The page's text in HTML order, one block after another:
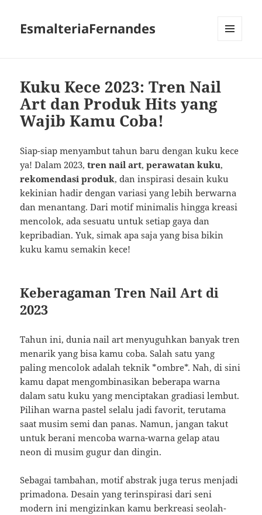
EsmalteriaFernandes
Kuku Kece 2023: Tren Nail
Art dan Produk Hits yang
Wajib Kamu Coba!
Siap-siap menyambut tahun baru dengan kuku kece
ya! Dalam 2023,tren nail art,perawatan kuku,
rekomendasi produk, dan inspirasi desain kuku
kekinian hadir dengan variasi yang lebih berwarna
dan menantang. Dari motif minimalis hingga kreasi
mencolok, ada sesuatu untuk setiap gaya dan
kepribadian. Yuk, simak apa saja yang bisa bikin
kuku kamu semakin kece!
Keberagaman Tren Nail Art di
2023
Tahun ini, dunia nail art menyuguhkan banyak tren
menarik yang bisa kamu coba. Salah satu yang
paling mencolok adalah teknik *ombre*. Nah, di sini
kamu dapat mengombinasikan beberapa warna
dalam satu kuku yang menciptakan gradiasi lembut.
Pilihan warna pastel selalu jadi favorit, terutama
saat musim semi dan panas. Namun, jangan takut
untuk berani mencoba warna-warna gelap atau
neon di musim gugur dan dingin.
Sebagai tambahan, motif abstrak juga terus menjadi
primadona. Desain yang terinspirasi dari seni
modern ini mengizinkan kamu berkreasi seolah-